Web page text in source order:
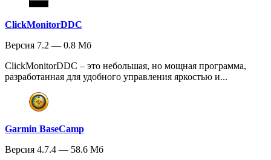
ClickMonitorDDC
Версия 7.2 — 0.8 Мб
ClickMonitorDDC – это небольшая, но мощная программа,
разработанная для удобного управления яркостью и...
Garmin BaseCamp
Версия 4.7.4 — 58.6 Мб